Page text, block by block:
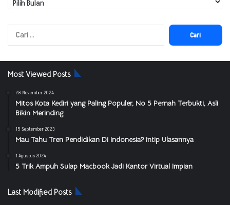
Cari
Most Viewed Posts
28 November 2024
Mitos Kota Kediri yang Paling Populer, No 5 Pernah Terbukti, Asli
Bikin Merinding
15 September 2023
Mau Tahu Tren Pendidikan Di Indonesia? Intip Ulasannya
1 Agustus 2024
5 Trik Ampuh Sulap Macbook Jadi Kantor Virtual Impian
Last Modified Posts